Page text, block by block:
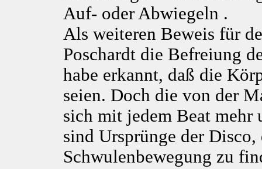
Auf- oder Abwiegeln .
Als weiteren Beweis für
Poschardt die Befreiung
habe erkannt, daß die
seien. Doch die von der
sich mit jedem Beat mehr
sind Ursprünge der
Schwulenbewegung zu